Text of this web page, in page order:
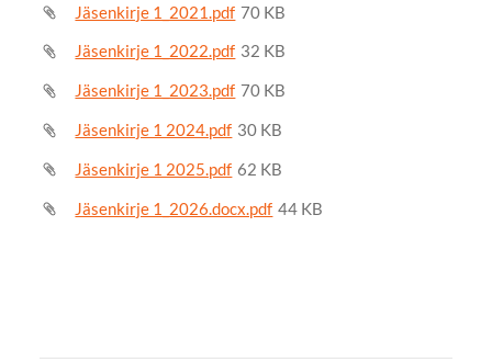
Jäsenkirje 1_2021.pdf 70 KB
Jäsenkirje 1_2022.pdf 32 KB
Jäsenkirje 1_2023.pdf 70 KB
Jäsenkirje 1 2024.pdf 30 KB
Jäsenkirje 1 2025.pdf 62 KB
Jäsenkirje 1_2026.docx.pdf 44 KB